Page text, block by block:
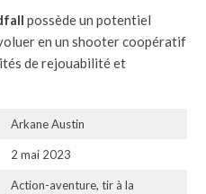
possède un potentiel
en un shooter coopératif
de rejouabilité et
Arkane Austin
2 mai 2023
Action-aventure, tir à la